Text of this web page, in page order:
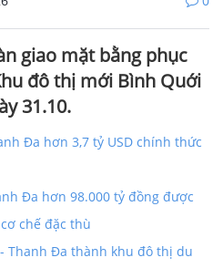
giao mặt bằng phục
đô thị mới Bình Quới
31.10.
Đa hơn 3,7 tỷ USD chính thức
Đa hơn 98.000 tỷ đồng được
chế đặc thù
Thanh Đa thành khu đô thị du